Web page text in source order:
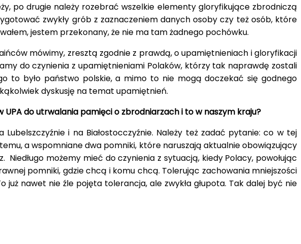
po drugie należy rozebrać wszelkie elementy gloryfikujące zbrodniczą
zwykły grób z zaznaczeniem danych osoby czy też osób, które
jestem przekonany, że nie ma tam żadnego pochówku.
mówimy, zresztą zgodnie z prawdą, o upamiętnieniach i gloryfikacji
do czynienia z upamiętnieniami Polaków, którzy tak naprawdę zostali
to było państwo polskie, a mimo to nie mogą doczekać się godnego
dyskusję na temat upamiętnień.
do utrwalania pamięci o zbrodniarzach i to w naszym kraju?
i na Białostocczyźnie. Należy też zadać pytanie: co w tej
a wspomniane dwa pomniki, które naruszają aktualnie obowiązujący
możemy mieć do czynienia z sytuacją, kiedy Polacy, powołując
pomniki, gdzie chcą i komu chcą. Tolerując zachowania mniejszości
nawet nie źle pojęta tolerancja, ale zwykła głupota. Tak dalej być nie